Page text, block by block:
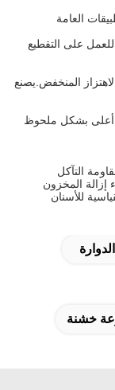
العامة
على التقطيع
المنخفض.يصنع
أعلى بشكل ملحوظ
التآكل
المخزون
للأسنان
خشنة